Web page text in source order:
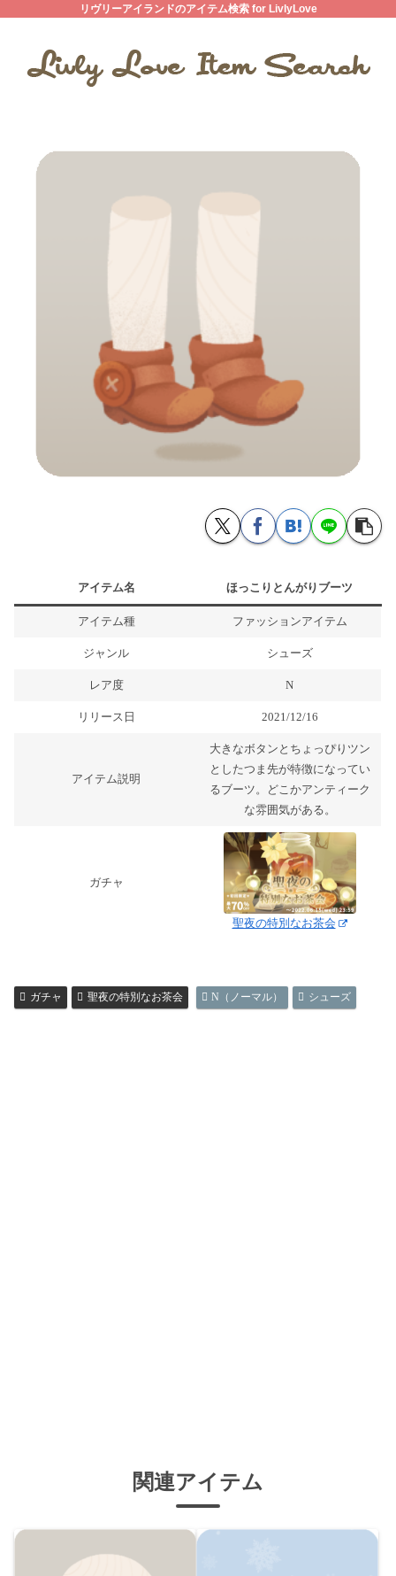
リヴリーアイランドのアイテム検索 for LivlyLove
アイテム名 ほっこりとんがりブーツ
アイテム種 ファッションアイテム
ジャンル シューズ
レア度 N
リリース日 2021/12/16
アイテム説明
大きなボタンとちょっぴりツン
としたつま先が特徴になってい
るブーツ。どこかアンティーク
な雰囲気がある。
ガチャ
聖夜の特別なお茶会
ガチャ 聖夜の特別なお茶会 N（ノーマル） シューズ
関連アイテム